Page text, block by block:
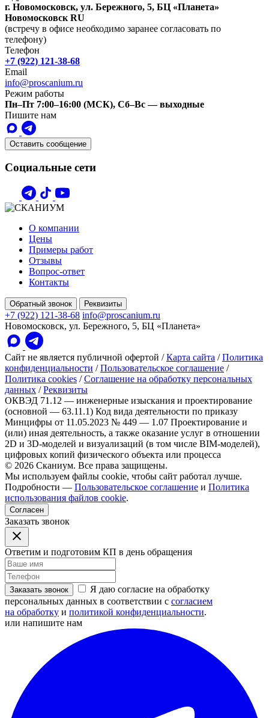
г. Новомосковск, ул. Бережного, 5, БЦ «Планета»
Новомосковск RU
(встречу в офисе необходимо заранее согласовать по
телефону)
Телефон
+7 (922) 121-38-68
Email
info@proscanium.ru
Режим работы
Пн–Пт 7:00–16:00 (МСК), Сб–Вс — выходные
Пишите нам
Оставить сообщение
Социальные сети
О компании
Цены
Примеры работ
Отзывы
Вопрос-ответ
Контакты
Обратный звонок Реквизиты
+7 (922) 121-38-68 info@proscanium.ru
Новомосковск, ул. Бережного, 5, БЦ «Планета»
Сайт не является публичной офертой / Карта сайта / Политика
конфиденциальности / Пользовательское соглашение /
Политика cookies / Соглашение на обработку персональных
данных / Реквизиты
ОКВЭД 71.12 — инженерные изыскания и проектирование
(основной — 63.11.1) Код вида деятельности по приказу
Минцифры от 11.05.2023 № 449 — 1.07 Проектирование и
(или) иная деятельность, а также оказание услуг в отношении
2D и 3D-моделей и визуализаций (в том числе BIM-моделей),
цифровых копий физического объекта или процесса
© 2026 Сканиум. Все права защищены.
Мы используем файлы cookie, чтобы сайт работал лучше.
Подробности — Пользовательское соглашение и Политика
использования файлов cookie.
Согласен
Заказать звонок
Ответим и подготовим КП в день обращения
Заказать звонок
Я даю согласие на обработку
персональных данных в соответствии с согласием
на обработку и политикой конфиденциальности.
или напишите нам